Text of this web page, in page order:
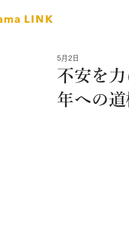
不安を
年への
5月2日